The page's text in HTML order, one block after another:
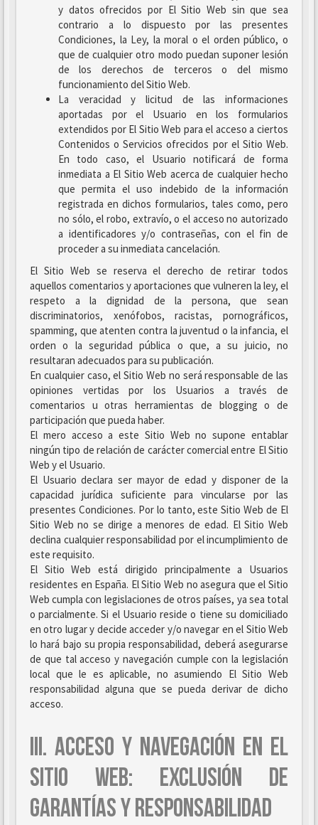
y datos ofrecidos por El Sitio Web sin que sea
contrario a lo dispuesto por las presentes
Condiciones, la Ley, la moral o el orden público, o
que de cualquier otro modo puedan suponer lesión
de los derechos de terceros o del mismo
funcionamiento del Sitio Web.
La veracidad y licitud de las informaciones
aportadas por el Usuario en los formularios
extendidos por El Sitio Web para el acceso a ciertos
Contenidos o Servicios ofrecidos por el Sitio Web.
En todo caso, el Usuario notificará de forma
inmediata a El Sitio Web acerca de cualquier hecho
que permita el uso indebido de la información
registrada en dichos formularios, tales como, pero
no sólo, el robo, extravío, o el acceso no autorizado
a identificadores y/o contraseñas, con el fin de
proceder a su inmediata cancelación.
El Sitio Web se reserva el derecho de retirar todos
aquellos comentarios y aportaciones que vulneren la ley, el
respeto a la dignidad de la persona, que sean
discriminatorios, xenófobos, racistas, pornográficos,
spamming, que atenten contra la juventud o la infancia, el
orden o la seguridad pública o que, a su juicio, no
resultaran adecuados para su publicación.
En cualquier caso, el Sitio Web no será responsable de las
opiniones vertidas por los Usuarios a través de
comentarios u otras herramientas de blogging o de
participación que pueda haber.
El mero acceso a este Sitio Web no supone entablar
ningún tipo de relación de carácter comercial entre El Sitio
Web y el Usuario.
El Usuario declara ser mayor de edad y disponer de la
capacidad jurídica suficiente para vincularse por las
presentes Condiciones. Por lo tanto, este Sitio Web de El
Sitio Web no se dirige a menores de edad. El Sitio Web
declina cualquier responsabilidad por el incumplimiento de
este requisito.
El Sitio Web está dirigido principalmente a Usuarios
residentes en España. El Sitio Web no asegura que el Sitio
Web cumpla con legislaciones de otros países, ya sea total
o parcialmente. Si el Usuario reside o tiene su domiciliado
en otro lugar y decide acceder y/o navegar en el Sitio Web
lo hará bajo su propia responsabilidad, deberá asegurarse
de que tal acceso y navegación cumple con la legislación
local que le es aplicable, no asumiendo El Sitio Web
responsabilidad alguna que se pueda derivar de dicho
acceso.
III. ACCESO Y NAVEGACIÓN EN EL
SITIO WEB: EXCLUSIÓN DE
GARANTÍAS Y RESPONSABILIDAD